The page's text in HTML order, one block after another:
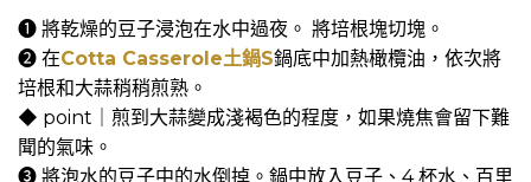
➊ 將乾燥的豆子浸泡在水中過夜。 將培根塊切塊。
➋ 在Cotta Casserole土鍋S鍋底中加熱橄欖油，依次將
培根和大蒜稍稍煎熟。
◆ point｜煎到大蒜變成淺褐色的程度，如果燒焦會留下難
聞的氣味。
➌ 將泡水的豆子中的水倒掉。鍋中放入豆子、4 杯水、百里